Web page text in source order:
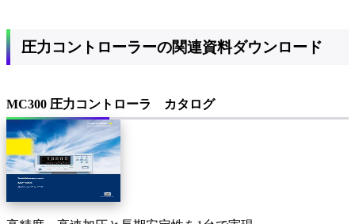
圧力コントローラーの関連資料ダウンロード
MC300 圧力コントローラ カタログ